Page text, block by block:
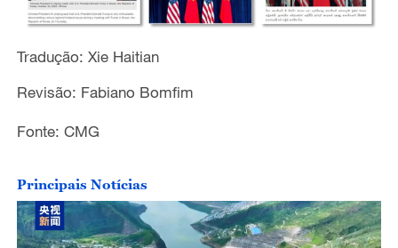
Tradução: Xie Haitian
Revisão: Fabiano Bomfim
Fonte: CMG
Principais Notícias